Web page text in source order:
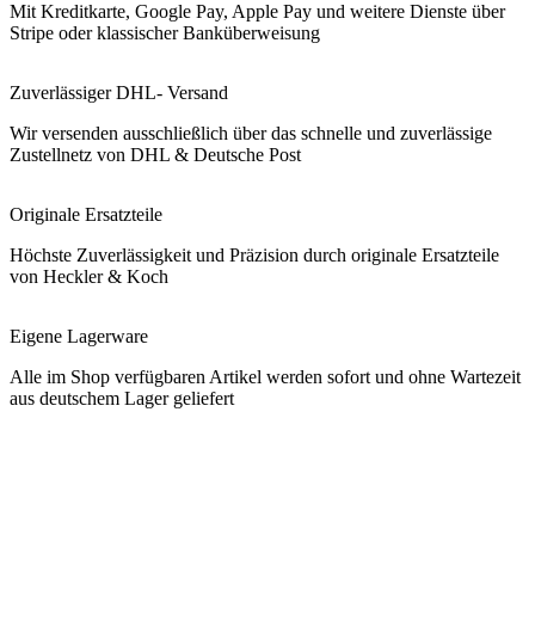
Mit Kreditkarte, Google Pay, Apple Pay und weitere Dienste über
Stripe oder klassischer Banküberweisung
Zuverlässiger DHL- Versand
Wir versenden ausschließlich über das schnelle und zuverlässige
Zustellnetz von DHL & Deutsche Post
Originale Ersatzteile
Höchste Zuverlässigkeit und Präzision durch originale Ersatzteile
von Heckler & Koch
Eigene Lagerware
Alle im Shop verfügbaren Artikel werden sofort und ohne Wartezeit
aus deutschem Lager geliefert